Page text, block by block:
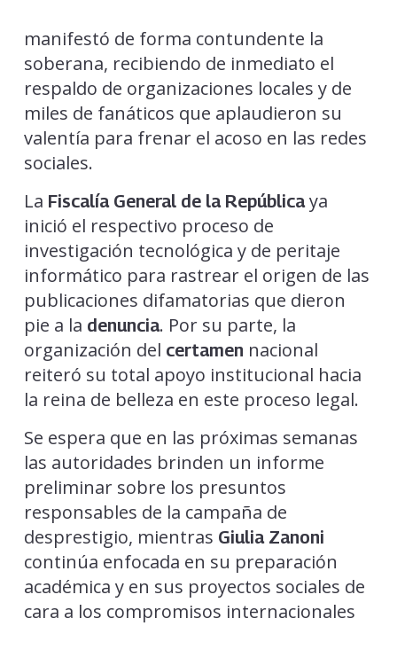
manifestó de forma contundente la
soberana, recibiendo de inmediato el
respaldo de organizaciones locales y de
miles de fanáticos que aplaudieron su
valentía para frenar el acoso en las redes
sociales.
La Fiscalía General de la Repúblicaya
inició el respectivo proceso de
investigación tecnológica y de peritaje
informático para rastrear el origen de las
publicaciones difamatorias que dieron
pie a la denuncia. Por su parte, la
organización del certamen nacional
reiteró su total apoyo institucional hacia
la reina de belleza en este proceso legal.
Se espera que en las próximas semanas
las autoridades brinden un informe
preliminar sobre los presuntos
responsables de la campaña de
desprestigio, mientras Giulia Zanoni
continúa enfocada en su preparación
académica y en sus proyectos sociales de
cara a los compromisos internacionales